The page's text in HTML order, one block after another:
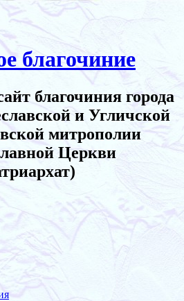
благочиние
благочиния города
и Угличской
митрополии
Церкви